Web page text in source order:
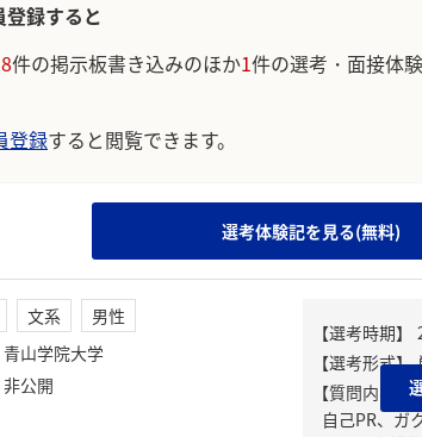
録すると
件の掲示板書き込みのほか1件の選考・面接体験
登録すると閲覧できます。
選考体験記を見る(無料)
文系
男性
青山学院大学
非公開
【質問内容・
自己PR、ガ